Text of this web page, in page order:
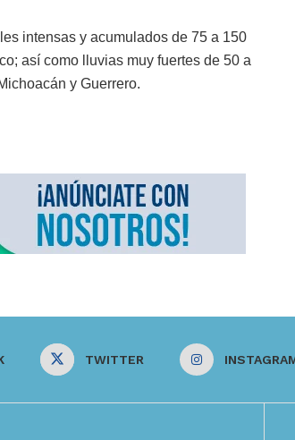
intensas y acumulados de 75 a 150
así como lluvias muy fuertes de 50 a
y Guerrero.
TWITTER